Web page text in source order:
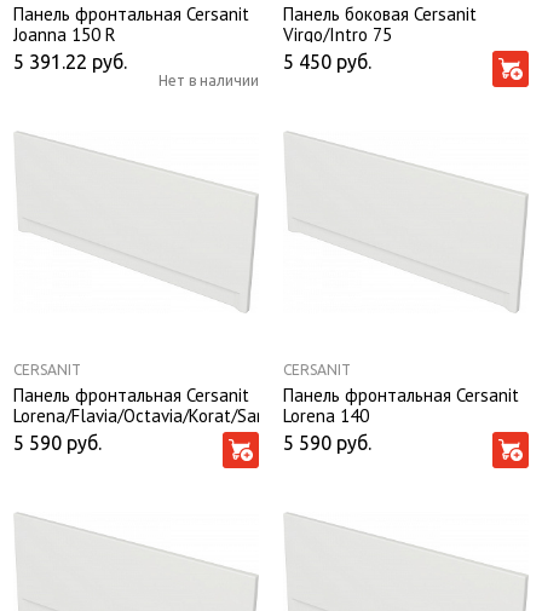
Панель фронтальная Cersanit
Joanna 150 R
5 391.22 руб.
Нет в наличии
Панель боковая Cersanit
Virgo/Intro 75
5 450 руб.
CERSANIT
Панель фронтальная Cersanit
Lorena/Flavia/Octavia/Korat/Santana
170
5 590 руб.
CERSANIT
Панель фронтальная Cersanit
Lorena 140
5 590 руб.